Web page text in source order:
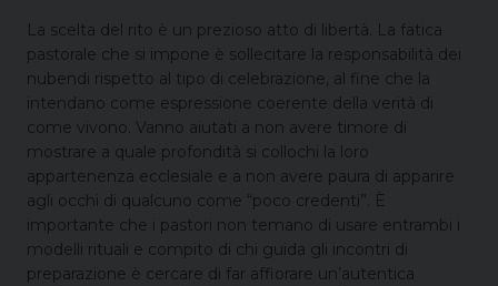
La scelta del rito è un prezioso atto di libertà. La fatica
pastorale che si impone è sollecitare la responsabilità dei
nubendi rispetto al tipo di celebrazione, al fine che la
intendano come espressione coerente della verità di
come vivono. Vanno aiutati a non avere timore di
mostrare a quale profondità si collochi la loro
appartenenza ecclesiale e a non avere paura di apparire
agli occhi di qualcuno come “poco credenti”. È
importante che i pastori non temano di usare entrambi i
modelli rituali e compito di chi guida gli incontri di
preparazione è cercare di far affiorare un’autentica